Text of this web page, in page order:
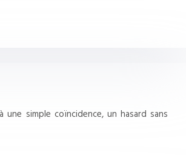
simple coïncidence, un hasard sans